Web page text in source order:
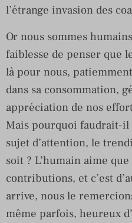
l’étrange invasion des
Or nous sommes
faiblesse de penser que
là pour nous,
dans sa consommation,
appréciation de nos
Mais pourquoi faudrait-
sujet d’attention, le
soit ? L’humain aime
contributions, et c’est
arrive, nous le
même parfois, heureux